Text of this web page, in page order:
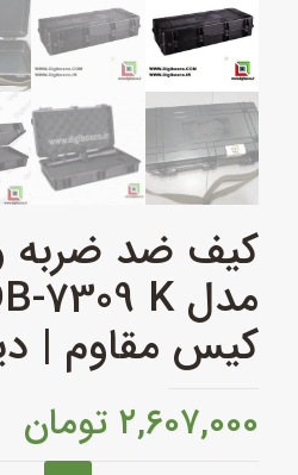
کیف ضد
کیس مقاوم |
۲,۶۰۷,۰۰۰ تومان